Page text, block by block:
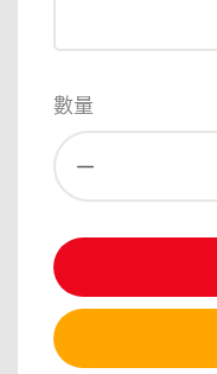
數量